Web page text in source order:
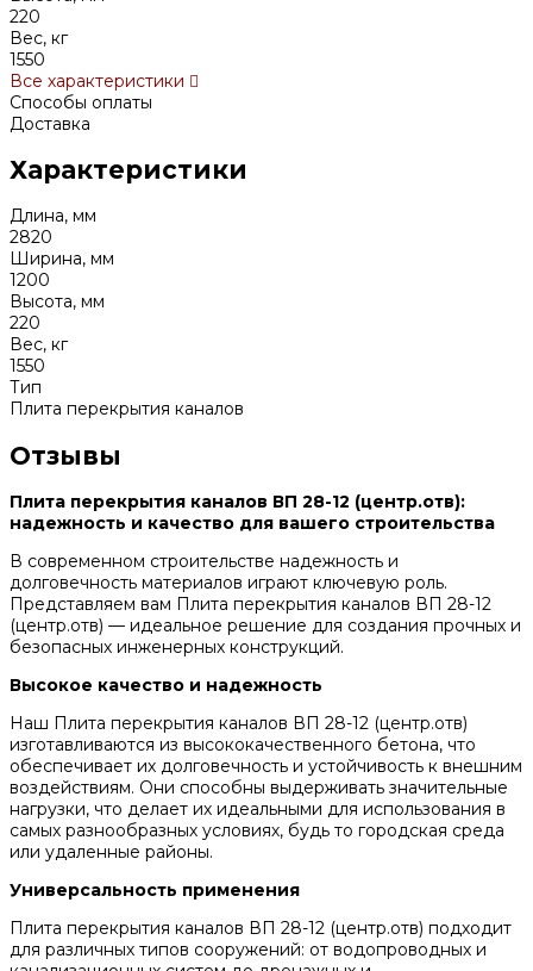
220
Вес, кг
1550
Все характеристики
Способы оплаты
Доставка
Характеристики
Длина, мм
2820
Ширина, мм
1200
Высота, мм
220
Вес, кг
1550
Тип
Плита перекрытия каналов
Отзывы
Плита перекрытия каналов ВП 28-12 (центр.отв):
надежность и качество для вашего строительства
В современном строительстве надежность и
долговечность материалов играют ключевую роль.
Представляем вам Плита перекрытия каналов ВП 28-12
(центр.отв) — идеальное решение для создания прочных и
безопасных инженерных конструкций.
Высокое качество и надежность
Наш Плита перекрытия каналов ВП 28-12 (центр.отв)
изготавливаются из высококачественного бетона, что
обеспечивает их долговечность и устойчивость к внешним
воздействиям. Они способны выдерживать значительные
нагрузки, что делает их идеальными для использования в
самых разнообразных условиях, будь то городская среда
или удаленные районы.
Универсальность применения
Плита перекрытия каналов ВП 28-12 (центр.отв) подходит
для различных типов сооружений: от водопроводных и